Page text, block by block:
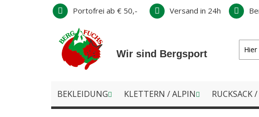
Direkt
Inhalt
Portofrei ab € 50,- Versand in 24h
Wir sind Bergsport
BEKLEIDUNG KLETTERN / ALPIN RUCKSACK